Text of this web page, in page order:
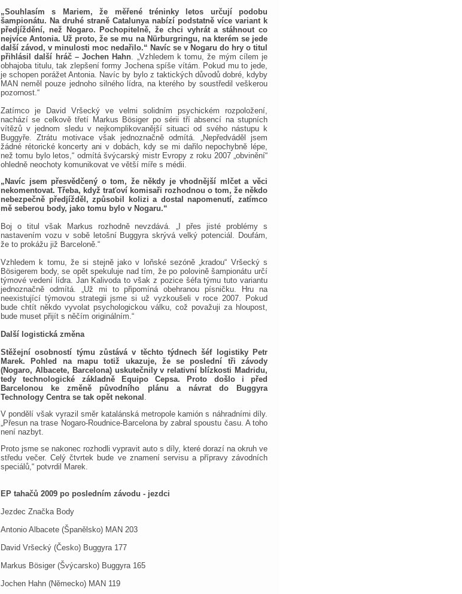
„Souhlasím s Mariem, že měřené tréninky letos určují podobu
šampionátu. Na druhé straně Catalunya nabízí podstatně více variant k
předjíždění, než Nogaro. Pochopitelně, že chci vyhrát a stáhnout co
nejvíce Antonia. Už proto, že se mu na Nürburgringu, na kterém se jede
další závod, v minulosti moc nedařilo.“ Navíc se v Nogaru do hry o titul
přihlásil další hráč – Jochen Hahn. „Vzhledem k tomu, že mým cílem je
obhajoba titulu, tak zlepšení formy Jochena spíše vítám. Pokud mu to jede,
je schopen porážet Antonia. Navíc by bylo z taktických důvodů dobré, kdyby
MAN neměl pouze jednoho silného lídra, na kterého by soustředil veškerou
pozornost.“
Zatímco je David Vršecký ve velmi solidním psychickém rozpoložení,
nachází se celkově třetí Markus Bösiger po sérii tří absencí na stupních
vítězů v jednom sledu v nejkomplikovanější situaci od svého nástupu k
Buggyře. Ztrátu motivace však jednoznačně odmítá. „Nepředváděl jsem
žádné rétorické koncerty ani v dobách, kdy se mi dařilo nepochybně lépe,
než tomu bylo letos,“ odmítá švýcarský mistr Evropy z roku 2007 „obvinění“
ohledně neochoty komunikovat ve větší míře s médii.
„Navíc jsem přesvědčený o tom, že někdy je vhodnější mlčet a věci
nekomentovat. Třeba, když traťoví komisaři rozhodnou o tom, že někdo
nebezpečně předjížděl, způsobil kolizi a dostal napomenutí, zatímco
mě seberou body, jako tomu bylo v Nogaru.“
Boj o titul však Markus rozhodně nevzdává. „I přes jisté problémy s
nastavením vozu v sobě letošní Buggyra skrývá velký potenciál. Doufám,
že to prokážu již Barceloně.“
Vzhledem k tomu, že si stejně jako v loňské sezóně „kradou“ Vršecký s
Bösigerem body, se opět spekuluje nad tím, že po polovině šampionátu určí
týmové vedení lídra. Jan Kalivoda to však z pozice šéfa týmu tuto variantu
jednoznačně odmítá. „Už mi to připomíná obehranou písničku. Hru na
neexistující týmovou strategii jsme si už vyzkoušeli v roce 2007. Pokud
bude chtít někdo vyvolat psychologickou válku, což považuji za hloupost,
bude muset přijít s něčím originálním.“
Další logistická změna
Stěžejní osobností týmu zůstává v těchto týdnech šéf logistiky Petr
Marek. Pohled na mapu totiž ukazuje, že se poslední tři závody
(Nogaro, Albacete, Barcelona) uskutečnily v relativní blízkosti Madridu,
tedy technologické základně Equipo Cepsa. Proto došlo i před
Barcelonou ke změně původního plánu a návrat do Buggyra
Technology Centra se tak opět nekonal .
V pondělí však vyrazil směr katalánská metropole kamión s náhradními díly.
„Přesun na trase Nogaro-Roudnice-Barcelona by zabral spoustu času. A toho
není nazbyt.
Proto jsme se nakonec rozhodli vypravit auto s díly, které dorazí na okruh ve
středu večer. Celý čtvrtek bude ve znamení servisu a přípravy závodních
speciálů,“ potvrdil Marek.
EP tahačů 2009 po posledním závodu - jezdci
Jezdec Značka Body
Antonio Albacete (Španělsko) MAN 203
David Vršecký (Česko) Buggyra 177
Markus Bösiger (Švýcarsko) Buggyra 165
Jochen Hahn (Německo) MAN 119